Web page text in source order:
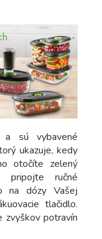
a sú vybavené
ukazuje, kedy
otočíte zelený
pripojte ručné
na dózy Vašej
tlačidlo.
zvyškov potravín